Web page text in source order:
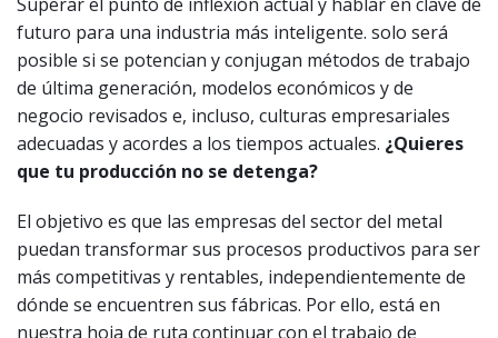
Superar el punto de inflexión actual y hablar en clave de
futuro para una industria más inteligente. solo será
posible si se potencian y conjugan métodos de trabajo
de última generación, modelos económicos y de
negocio revisados e, incluso, culturas empresariales
adecuadas y acordes a los tiempos actuales. ¿Quieres
que tu producción no se detenga?
El objetivo es que las empresas del sector del metal
puedan transformar sus procesos productivos para ser
más competitivas y rentables, independientemente de
dónde se encuentren sus fábricas. Por ello, está en
nuestra hoja de ruta continuar con el trabajo de